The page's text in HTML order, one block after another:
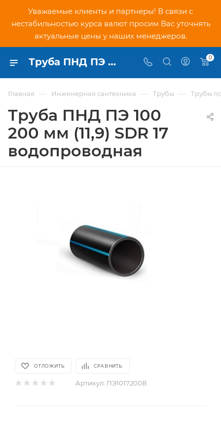
Уважаемые клиенты и партнеры! В связи с
нестабильностью курса валют просим Вас уточнять
актуальные цены у наших менеджеров.
Труба ПНД ПЭ 100 200 мм (11,9) SDR 17 водопроводная - купить по низкой цене в Москве, интернет-магазин PNDtech.ru 0
Главная — Инженерная сантехника — Трубы — Трубы
Труба ПНД ПЭ 100
200 мм (11,9) SDR 17
водопроводная
ОТЛОЖИТЬ СРАВНИТЬ
Артикул: ПЭ1017200В